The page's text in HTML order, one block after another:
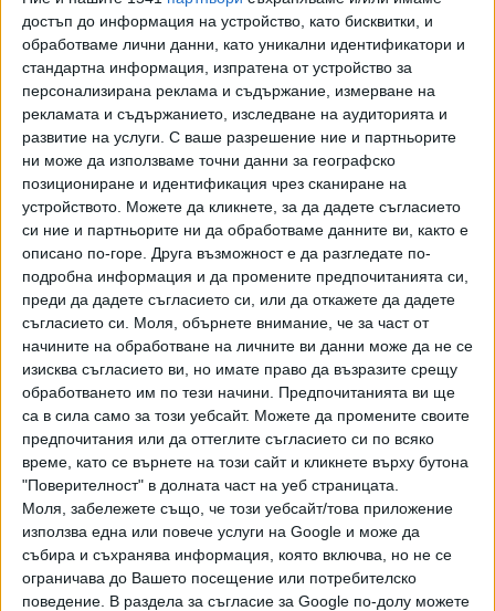
достъп до информация на устройство, като бисквитки, и
обработваме лични данни, като уникални идентификатори и
стандартна информация, изпратена от устройство за
персонализирана реклама и съдържание, измерване на
рекламата и съдържанието, изследване на аудиторията и
развитие на услуги. С ваше разрешение ние и партньорите
ни може да използваме точни данни за географско
позициониране и идентификация чрез сканиране на
устройството. Можете да кликнете, за да дадете съгласието
си ние и партньорите ни да обработваме данните ви, както е
описано по-горе. Друга възможност е да разгледате по-
подробна информация и да промените предпочитанията си,
преди да дадете съгласието си, или да откажете да дадете
съгласието си.
Моля, обърнете внимание, че за част от
начините на обработване на личните ви данни може да не се
изисква съгласието ви, но имате право да възразите срещу
обработването им по тези начини. Предпочитанията ви ще
са в сила само за този уебсайт. Можете да промените своите
предпочитания или да оттеглите съгласието си по всяко
време, като се върнете на този сайт и кликнете върху бутона
"Поверителност" в долната част на уеб страницата.
Моля, забележете също, че този уебсайт/това приложение
използва една или повече услуги на Google и може да
събира и съхранява информация, която включва, но не се
ограничава до Вашето посещение или потребителско
поведение. В раздела за съгласие за Google по-долу можете
много добре, че тези млади играчи бяха ангажирани с
младежкия национален отбор. Имаше сблъсъци кои
играчи да са с представителния отбор и кои да са с
младежкия. Аз реших, че е по-добре тези футболисти да
играят за младежкия национален отбор, защото имаше
цели. Имам прекалено много респект към
правителството. Ако някой иска да ми каже нещо, нека
говорим по друг начин, а не през медиите", заяви
Дерменджиев.
Треньорът говори и за възможността да бъде
освободен след слабото представяне на отбора в 11-те
мача под негово ръководство (2 победи, 2 равенства, 7
загуби).